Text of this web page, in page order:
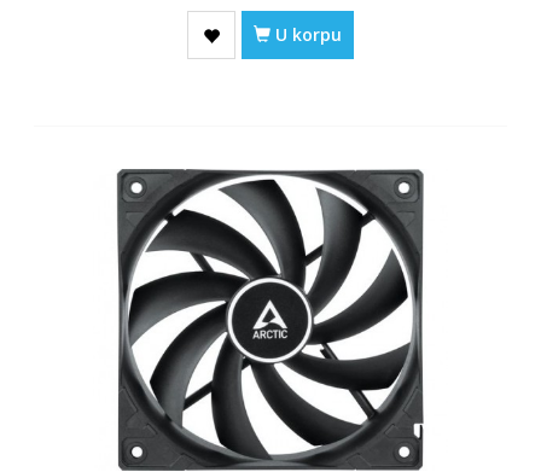
U korpu